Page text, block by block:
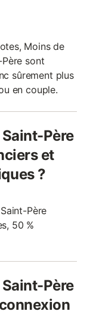
Moins de
sont
sûrement plus
en couple.
Père
et
?
Père
50 %
Père